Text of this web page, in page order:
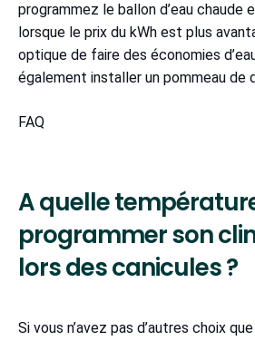
programmez le ballon d’eau chaude
lorsque le prix du kWh est plus
optique de faire des économies
également installer un pommeau de
FAQ
A quelle
programmer son
lors des canicules ?
Si vous n’avez pas d’autres choix